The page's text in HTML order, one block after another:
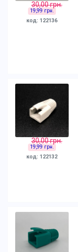
30,00 грн.
19,99 грн.
код: 122136
30,00 грн.
19,99 грн.
код: 122132